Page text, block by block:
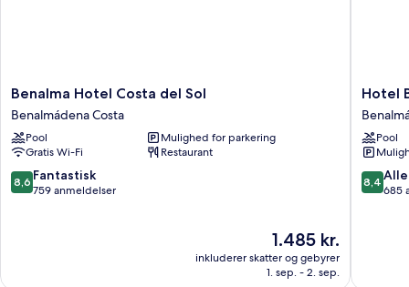
Benalma
Hotel
Costa
del
Sol
Benalmádena
Costa
Benalma Hotel Costa del Sol
Benalmádena Costa
Pool
Mulighed for parkering
Gratis Wi-Fi
Restaurant
8.6
ud
8,6 Fantastisk
759 anmeldelser
Prisen
er
1.485 kr.
1.485 kr.
inkluderer skatter og gebyrer
1. sep. - 2. sep.
Hotel
Best
Tritón
Costa
Hotel
Pool
8.4
ud
8,4
685